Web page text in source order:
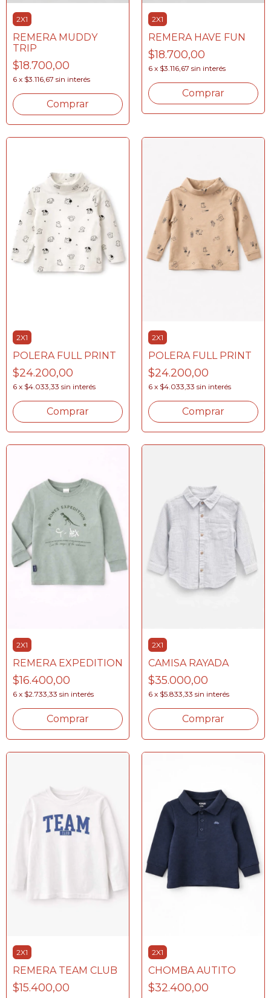
2X1
REMERA MUDDY
TRIP
$18.700,00
6 x $3.116,67 sin interés
Comprar
2X1
REMERA HAVE FUN
$18.700,00
6 x $3.116,67 sin interés
Comprar
2X1
POLERA FULL PRINT
$24.200,00
6 x $4.033,33 sin interés
Comprar
2X1
POLERA FULL PRINT
$24.200,00
6 x $4.033,33 sin interés
Comprar
2X1
REMERA EXPEDITION
$16.400,00
6 x $2.733,33 sin interés
Comprar
2X1
CAMISA RAYADA
$35.000,00
6 x $5.833,33 sin interés
Comprar
2X1
REMERA TEAM CLUB
$15.400,00
2X1
CHOMBA AUTITO
$32.400,00